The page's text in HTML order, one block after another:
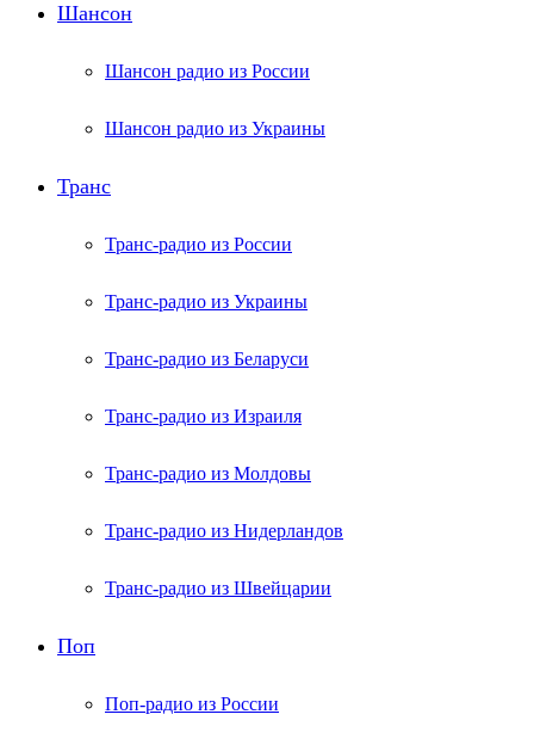
Шансон
Шансон радио из России
Шансон радио из Украины
Транс
Транс-радио из России
Транс-радио из Украины
Транс-радио из Беларуси
Транс-радио из Израиля
Транс-радио из Молдовы
Транс-радио из Нидерландов
Транс-радио из Швейцарии
Поп
Поп-радио из России